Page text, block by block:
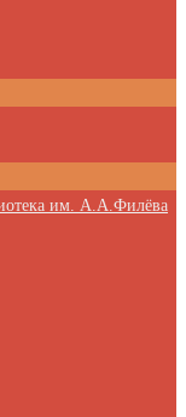
им. А.А.Филёва